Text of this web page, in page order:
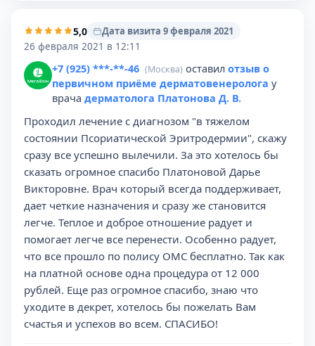
5,0
Дата визита 9 февраля 2021
26 февраля 2021 в 12:11
+7 (925) ***-**-46 (Москва) оставил отзыв о
первичном приёме дерматовенеролога у
врача дерматолога Платонова Д. В.
Проходил лечение с диагнозом "в тяжелом
состоянии Псориатической Эритродермии", скажу
сразу все успешно вылечили. За это хотелось бы
сказать огромное спасибо Платоновой Дарье
Викторовне. Врач который всегда поддерживает,
дает четкие назначения и сразу же становится
легче. Теплое и доброе отношение радует и
помогает легче все перенести. Особенно радует,
что все прошло по полису ОМС бесплатно. Так как
на платной основе одна процедура от 12 000
рублей. Еще раз огромное спасибо, знаю что
уходите в декрет, хотелось бы пожелать Вам
счастья и успехов во всем. СПАСИБО!